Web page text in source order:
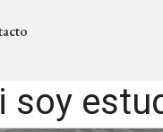
soy